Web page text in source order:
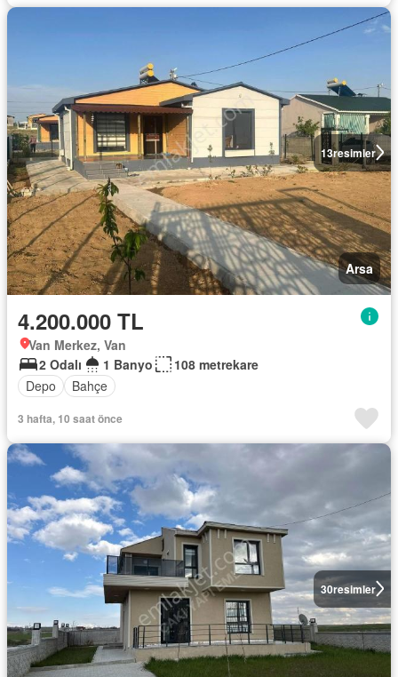
13resimler
Arsa
4.200.000 TL
Van Merkez, Van
2 Odalı
1 Banyo
108 metrekare
Depo
Bahçe
3 hafta, 10 saat önce
30resimler